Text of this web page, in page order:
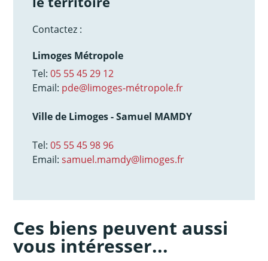
Contactez :
Limoges Métropole
Tel:05 55 45 29 12
Email: pde@limoges-métropole.fr
Ville de Limoges - Samuel MAMDY
Tel:05 55 45 98 96
Email:samuel.mamdy@limoges.fr
Ces biens peuvent aussi
vous intéresser...